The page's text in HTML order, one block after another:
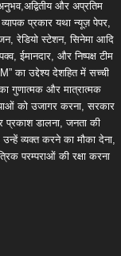
और अप्रतिम
प्रकार यथा न्यूज़ पेपर,
रेडियो स्टेशन, सिनेमा आदि
ईमानदार, और निष्पक्ष टीम
का उद्देश्य देशहित में सच्ची
गुणात्मक और मात्रात्मक
को उजागर करना, सरकार
प्रकाश डालना, जनता की
व्यक्त करने का मौका देना,
परम्पराओं की रक्षा करना